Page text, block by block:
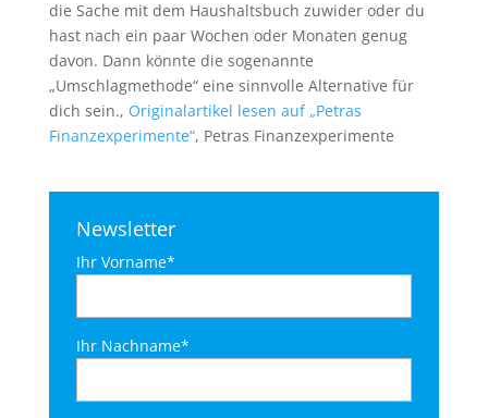
die Sache mit dem Haushaltsbuch zuwider oder du
hast nach ein paar Wochen oder Monaten genug
davon. Dann könnte die sogenannte
„Umschlagmethode“ eine sinnvolle Alternative für
dich sein., Originalartikel lesen auf „Petras
Finanzexperimente“, Petras Finanzexperimente
Newsletter
Ihr Vorname*
Ihr Nachname*